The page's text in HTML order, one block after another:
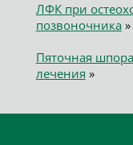
ЛФК при
позвоночника»
Пяточная
лечения »